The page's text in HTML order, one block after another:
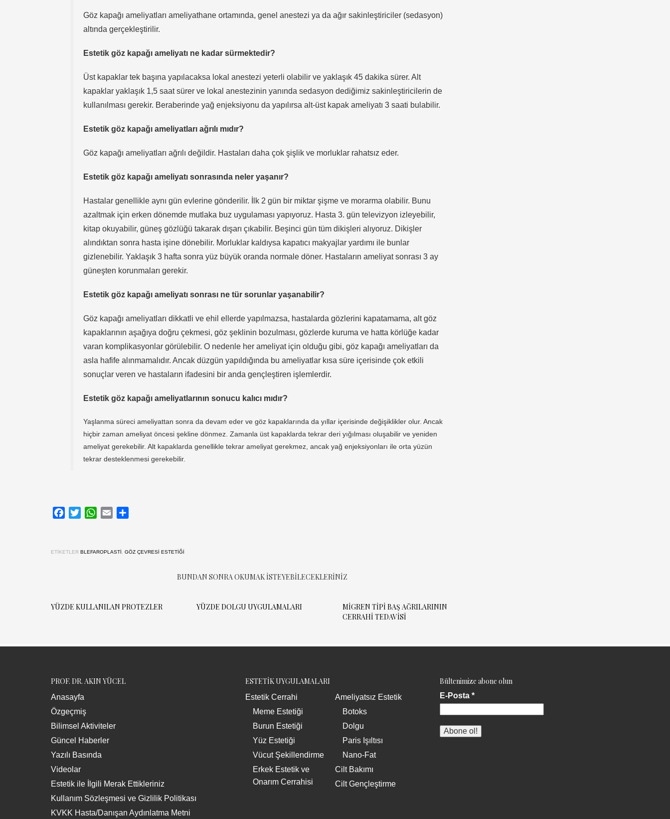
Göz kapağı ameliyatları ameliyathane ortamında, genel anestezi ya da ağır sakinleştiriciler (sedasyon)
altında gerçekleştirilir.
Estetik göz kapağı ameliyatı ne kadar sürmektedir?
Üst kapaklar tek başına yapılacaksa lokal anestezi yeterli olabilir ve yaklaşık 45 dakika sürer. Alt
kapaklar yaklaşık 1,5 saat sürer ve lokal anestezinin yanında sedasyon dediğimiz sakinleştiricilerin de
kullanılması gerekir. Beraberinde yağ enjeksiyonu da yapılırsa alt-üst kapak ameliyatı 3 saati bulabilir.
Estetik göz kapağı ameliyatları ağrılı mıdır?
Göz kapağı ameliyatları ağrılı değildir. Hastaları daha çok şişlik ve morluklar rahatsız eder.
Estetik göz kapağı ameliyatı sonrasında neler yaşanır?
Hastalar genellikle aynı gün evlerine gönderilir. İlk 2 gün bir miktar şişme ve morarma olabilir. Bunu
azaltmak için erken dönemde mutlaka buz uygulaması yapıyoruz. Hasta 3. gün televizyon izleyebilir,
kitap okuyabilir, güneş gözlüğü takarak dışarı çıkabilir. Beşinci gün tüm dikişleri alıyoruz. Dikişler
alındıktan sonra hasta işine dönebilir. Morluklar kaldıysa kapatıcı makyajlar yardımı ile bunlar
gizlenebilir. Yaklaşık 3 hafta sonra yüz büyük oranda normale döner. Hastaların ameliyat sonrası 3 ay
güneşten korunmaları gerekir.
Estetik göz kapağı ameliyatı sonrası ne tür sorunlar yaşanabilir?
Göz kapağı ameliyatları dikkatli ve ehil ellerde yapılmazsa, hastalarda gözlerini kapatamama, alt göz
kapaklarının aşağıya doğru çekmesi, göz şeklinin bozulması, gözlerde kuruma ve hatta körlüğe kadar
varan komplikasyonlar görülebilir. O nedenle her ameliyat için olduğu gibi, göz kapağı ameliyatları da
asla hafife alınmamalıdır. Ancak düzgün yapıldığında bu ameliyatlar kısa süre içerisinde çok etkili
sonuçlar veren ve hastaların ifadesini bir anda gençleştiren işlemlerdir.
Estetik göz kapağı ameliyatlarının sonucu kalıcı mıdır?
Yaşlanma süreci ameliyattan sonra da devam eder ve göz kapaklarında da yıllar içerisinde değişiklikler olur. Ancak
hiçbir zaman ameliyat öncesi şekline dönmez. Zamanla üst kapaklarda tekrar deri yığılması oluşabilir ve yeniden
ameliyat gerekebilir. Alt kapaklarda genellikle tekrar ameliyat gerekmez, ancak yağ enjeksiyonları ile orta yüzün
tekrar desteklenmesi gerekebilir.
Facebook
TwitterWhatsApp
Email
ETIKETLER BLEFAROPLASTI GÖZ ÇEVRESI ESTETIĞI
BUNDAN SONRA OKUMAK ISTEYEBILECEKLERINIZ
YÜZDE KULLANILAN PROTEZLER YÜZDE DOLGU UYGULAMALARI
MIGREN TIPI BAŞ AĞRILARININ
CERRAHI TEDAVISI
PROF. DR. AKIN YÜCEL
Anasayfa
Özgeçmiş
Bilimsel Aktiviteler
Güncel Haberler
Yazılı Basında
Videolar
Estetik ile İlgili Merak Ettikleriniz
Kullanım Sözleşmesi ve Gizlilik Politikası
KVKK Hasta/Danışan Aydınlatma Metni
ESTETİK UYGULAMALARI
Estetik Cerrahi
Meme Estetiği
Burun Estetiği
Yüz Estetiği
Vücut Şekillendirme
Erkek Estetik ve
Onarım Cerrahisi
Ameliyatsız Estetik
Botoks
Dolgu
Paris Işıltısı
Nano-Fat
Cilt Bakımı
Cilt Gençleştirme
Bültenimize abone olun
E-Posta *